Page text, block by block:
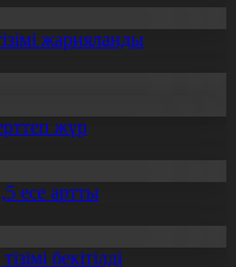
жарияланды
жүр
есе артты
бекітілді